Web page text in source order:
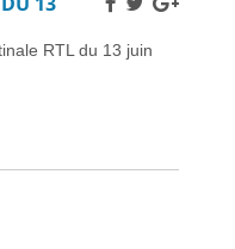
en France
01 avril 2026
de vols
2026
RTL du 13 juin